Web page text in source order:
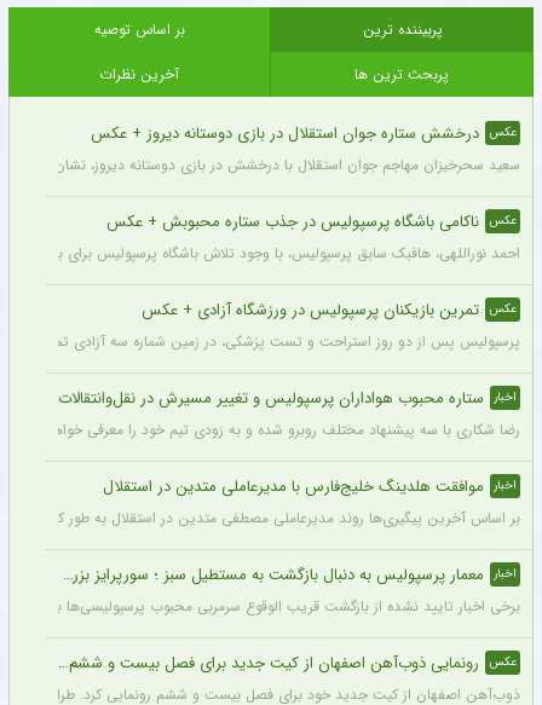
پربیننده ترین
بر اساس توصیه
پربحث ترین ها
آخرین نظرات
عکس درخشش ستاره جوان استقلال در بازی دوستانه دیروز + عکس
سعید سحرخیزان مهاجم جوان استقلال با درخشش در بازی دوستانه دیروز، نشان داد
عکس ناکامی باشگاه پرسپولیس در جذب ستاره محبوبش + عکس
احمد نوراللهی، هافبک سابق پرسپولیس، با وجود تلاش باشگاه پرسپولیس برای بازگشت
عکس تمرین بازیکنان پرسپولیس در ورزشگاه آزادی + عکس
پرسپولیس پس از دو روز استراحت و تست پزشکی، در زمین شماره سه آزادی تمرین کرد.
اخبار ستاره محبوب هواداران پرسپولیس و تغییر مسیرش در نقل‌وانتقالات
رضا شکاری با سه پیشنهاد مختلف روبرو شده و به زودی تیم خود را معرفی خواهد کرد.
اخبار موافقت هلدینگ خلیج‌فارس با مدیرعاملی متدین در استقلال
بر اساس آخرین پیگیری‌ها روند مدیرعاملی مصطفی متدین در استقلال به طور کامل
اخبار معمار پرسپولیس به دنبال بازگشت به مستطیل سبز ؛ سورپرایز بزرگ در راه است ؟ + جزئیات
برخی اخبار تایید نشده از بازگشت قریب الوقوع سرمربی محبوب پرسپولیسی‌ها به دنیای
عکس رونمایی ذوب‌آهن اصفهان از کیت جدید برای فصل بیست و ششم + عکس
ذوب‌آهن اصفهان از کیت جدید خود برای فصل بیست و ششم رونمایی کرد. طراحی